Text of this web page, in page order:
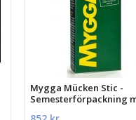
Mygga Mücken Stic -
Semesterförpackning